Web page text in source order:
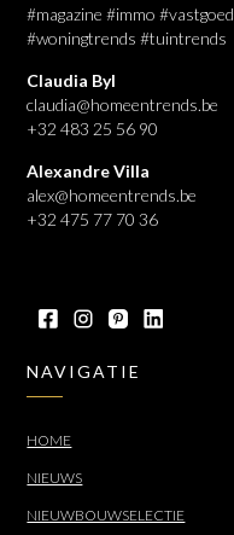
#magazine #immo #vastgoed
#woningtrends #tuintrends
Claudia Byl
claudia@homeentrends.be
+32 483 25 56 90
Alexandre Villa
alex@homeentrends.be
+32 475 77 70 36
NAVIGATIE
HOME
NIEUWS
NIEUWBOUWSELECTIE